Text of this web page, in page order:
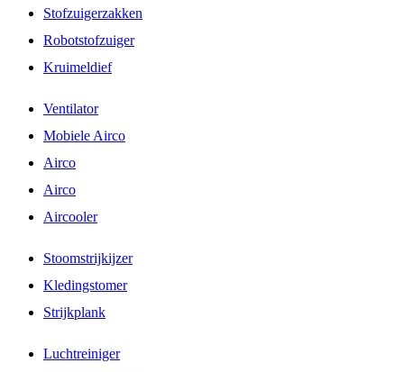
Stofzuigerzakken
Robotstofzuiger
Kruimeldief
Ventilator
Mobiele Airco
Airco
Airco
Aircooler
Stoomstrijkijzer
Kledingstomer
Strijkplank
Luchtreiniger